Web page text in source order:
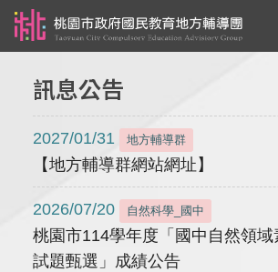
訊息公告
2027/01/31 地方輔導群
【地方輔導群網站網址】
2026/07/20 自然科學_國中
桃園市114學年度「國中自然領域
試題甄選」成績公告